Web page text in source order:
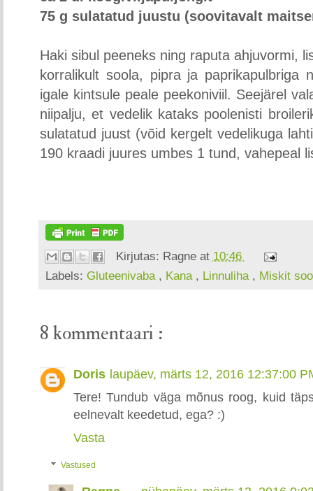
75 g sulatatud juustu (soovitavalt
Haki sibul peeneks ning raputa ahjuvormi,
korralikult soola, pipra ja paprikapulbriga
igale kintsule peale peekoniviil. Seejärel
niipalju, et vedelik kataks poolenisti
sulatatud juust (võid kergelt vedelikuga
190 kraadi juures umbes 1 tund, vahepeal
Kirjutas: Ragne at 10:46
Labels: Gluteenivaba , Kana , Linnuliha , Miskit
8 kommentaari :
Doris laupäev, märts 12, 2016 12:37:00
Tere! Tundub väga mõnus roog, kuid
eelnevalt keedetud, ega? :)
Vasta
Vastused